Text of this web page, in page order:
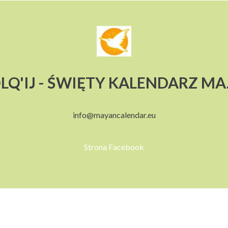
- ŚWIĘTY KALENDARZ
info@mayancalendar.eu
Strona Facebook